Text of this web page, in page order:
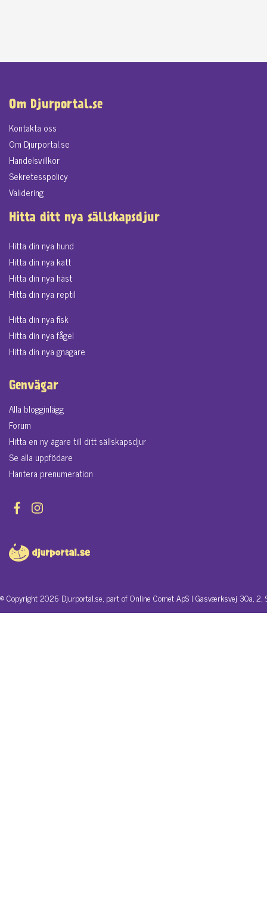
Om Djurportal.se
Kontakta oss
Om Djurportal.se
Handelsvillkor
Sekretesspolicy
Validering
Hitta ditt nya sällskapsdjur
Hitta din nya hund
Hitta din nya katt
Hitta din nya häst
Hitta din nya reptil
Hitta din nya fisk
Hitta din nya fågel
Hitta din nya gnagare
Genvägar
Alla blogginlägg
Forum
Hitta en ny ägare till ditt sällskapsdjur
Se alla uppfödare
Hantera prenumeration
© Copyright 2026 Djurportal.se, part of Online Comet ApS | Gasværksvej 30a,